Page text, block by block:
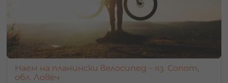
Наем на планински велосипед – яз. Сопот,
обл. Ловеч